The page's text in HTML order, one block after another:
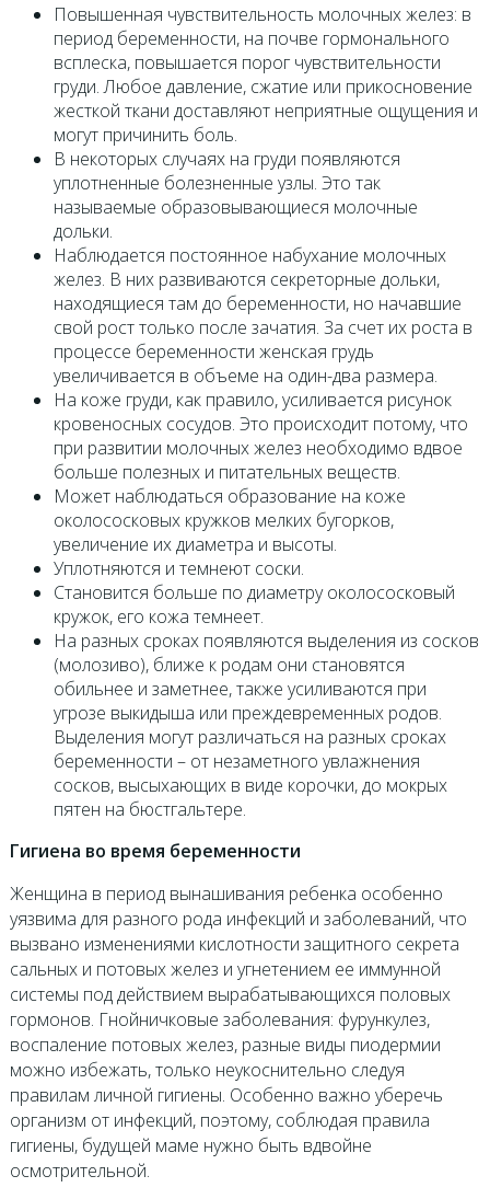
Повышенная чувствительность молочных желез: в
период беременности, на почве гормонального
всплеска, повышается порог чувствительности
груди. Любое давление, сжатие или прикосновение
жесткой ткани доставляют неприятные ощущения и
могут причинить боль.
В некоторых случаях на груди появляются
уплотненные болезненные узлы. Это так
называемые образовывающиеся молочные
дольки.
Наблюдается постоянное набухание молочных
желез. В них развиваются секреторные дольки,
находящиеся там до беременности, но начавшие
свой рост только после зачатия. За счет их роста в
процессе беременности женская грудь
увеличивается в объеме на один-два размера.
На коже груди, как правило, усиливается рисунок
кровеносных сосудов. Это происходит потому, что
при развитии молочных желез необходимо вдвое
больше полезных и питательных веществ.
Может наблюдаться образование на коже
околососковых кружков мелких бугорков,
увеличение их диаметра и высоты.
Уплотняются и темнеют соски.
Становится больше по диаметру околососковый
кружок, его кожа темнеет.
На разных сроках появляются выделения из сосков
(молозиво), ближе к родам они становятся
обильнее и заметнее, также усиливаются при
угрозе выкидыша или преждевременных родов.
Выделения могут различаться на разных сроках
беременности – от незаметного увлажнения
сосков, высыхающих в виде корочки, до мокрых
пятен на бюстгальтере.
Гигиена во время беременности
Женщина в период вынашивания ребенка особенно
уязвима для разного рода инфекций и заболеваний, что
вызвано изменениями кислотности защитного секрета
сальных и потовых желез и угнетением ее иммунной
системы под действием вырабатывающихся половых
гормонов. Гнойничковые заболевания: фурункулез,
воспаление потовых желез, разные виды пиодермии
можно избежать, только неукоснительно следуя
правилам личной гигиены. Особенно важно уберечь
организм от инфекций, поэтому, соблюдая правила
гигиены, будущей маме нужно быть вдвойне
осмотрительной.